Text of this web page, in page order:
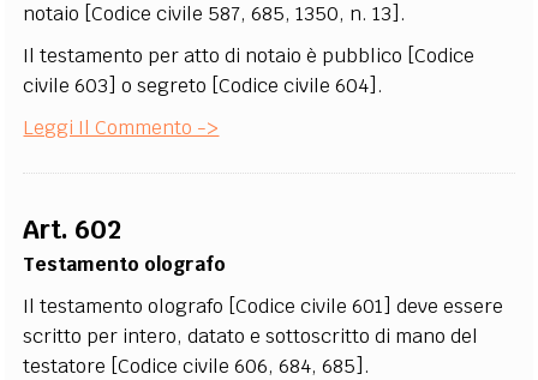
notaio [Codice civile 587, 685, 1350, n. 13].
Il testamento per atto di notaio è pubblico [Codice
civile 603] o segreto [Codice civile 604].
Leggi Il Commento ->
Art. 602
Testamento olografo
Il testamento olografo [Codice civile 601] deve essere
scritto per intero, datato e sottoscritto di mano del
testatore [Codice civile 606, 684, 685].